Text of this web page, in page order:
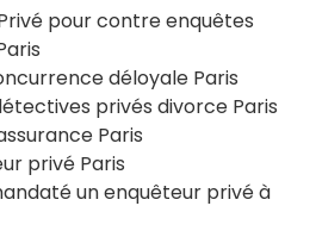
pour contre enquêtes
déloyale Paris
privés divorce Paris
Paris
privé Paris
un enquêteur privé à